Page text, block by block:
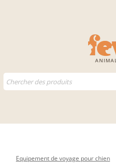
Equipement de voyage pour chien